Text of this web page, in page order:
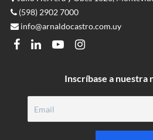
(598) 2902 7000
info@arnaldocastro.com.uy
FACEBOOK
LINKEDINYOUTUBE
INSTAGRAM
Inscríbase a nuestra